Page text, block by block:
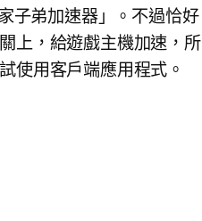
子弟加速器」。不過恰好
上，給遊戲主機加速，所
使用客戶端應用程式。